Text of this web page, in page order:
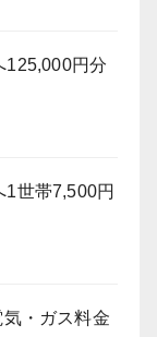
125,000円分
1世帯7,500円
気・ガス料金